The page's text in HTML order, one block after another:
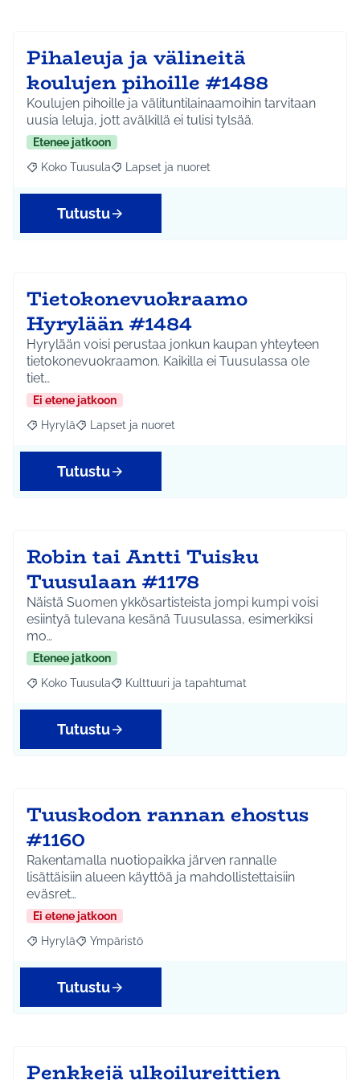
Pihaleuja ja välineitä
koulujen pihoille #1488
Koulujen pihoille ja välituntilainaamoihin tarvitaan
uusia leluja, jott avälkillä ei tulisi tylsää.
Etenee jatkoon
Rajaa tulokset aihepiirin mukaan: Koko Tuusula
Koko Tuusula Rajaa tulokset teeman mukaan: Lapset ja
Lapset ja nuoret
Tutustu
Tietokonevuokraamo
Hyrylään #1484
Hyrylään voisi perustaa jonkun kaupan yhteyteen
tietokonevuokraamon. Kaikilla ei Tuusulassa ole
tiet…
Ei etene jatkoon
Rajaa tulokset aihepiirin mukaan: Hyrylä
Hyrylä Rajaa tulokset teeman mukaan: Lapset ja nuoret
Lapset ja nuoret
Tutustu
Robin tai Antti Tuisku
Tuusulaan #1178
Näistä Suomen ykkösartisteista jompi kumpi voisi
esiintyä tulevana kesänä Tuusulassa, esimerkiksi
mo…
Etenee jatkoon
Rajaa tulokset aihepiirin mukaan: Koko Tuusula
Koko Tuusula Rajaa tulokset teeman mukaan: Kulttuuri ja
Kulttuuri ja tapahtumat
Tutustu
Tuuskodon rannan ehostus
#1160
Rakentamalla nuotiopaikka järven rannalle
lisättäisiin alueen käyttöä ja mahdollistettaisiin
eväsret…
Ei etene jatkoon
Rajaa tulokset aihepiirin mukaan: Hyrylä
Hyrylä Rajaa tulokset teeman mukaan: Ympäristö
Ympäristö
Tutustu
Penkkejä ulkoilureittien